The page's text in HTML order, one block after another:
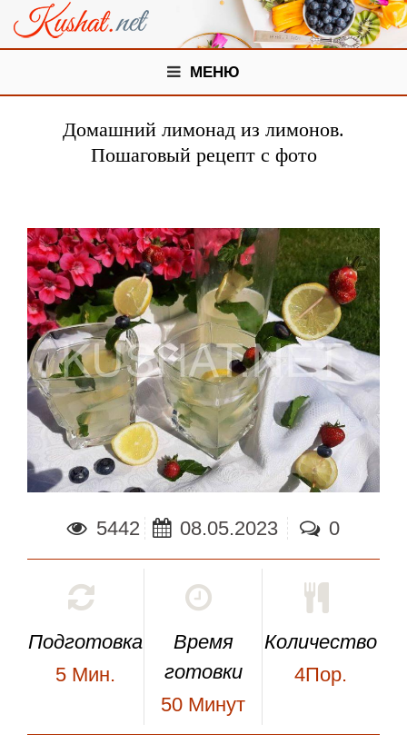
МЕНЮ
Домашний лимонад из лимонов.
Пошаговый рецепт с фото
5442 08.05.2023 0
Подготовка
5 Мин.
Время
готовки
50 Минут
Количество
4Пор.